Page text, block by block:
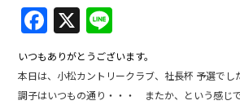
F
a
c
X
n
e
いつもありがとうございます。
本日は、小松カントリークラブ、社長杯 予選でし
調子はいつもの通り・・・ またか、という感じ